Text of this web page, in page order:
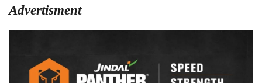
Advertisment